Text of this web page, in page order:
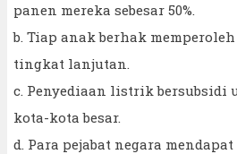
panen mereka sebesar 50%.
b. Tiap anak berhak
tingkat lanjutan.
c. Penyediaan listrik
kota-kota besar.
d. Para pejabat negara